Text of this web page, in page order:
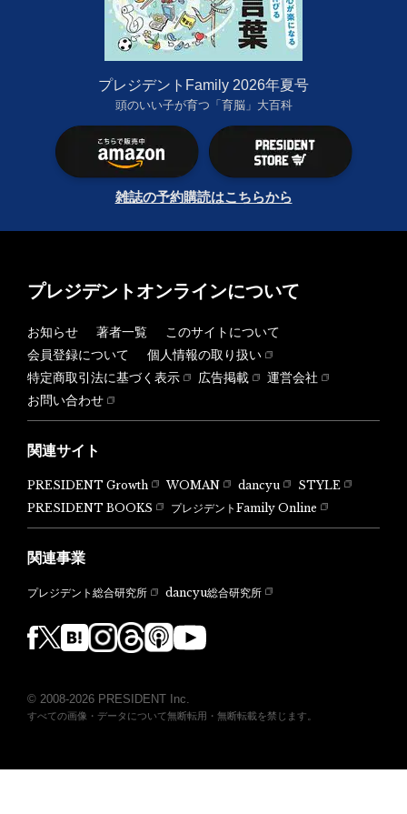
プレジデントFamily 2026年夏号
頭のいい子が育つ「育脳」大百科
雑誌の予約購読はこちらから
プレジデントオンラインについて
お知らせ 著者一覧
このサイトについて
会員登録について
個人情報の取り扱い
特定商取引法に基づく表示
広告掲載
運営会社
お問い合わせ
関連サイト
PRESIDENT Growth WOMAN dancyu
STYLE
PRESIDENT BOOKS
プレジデントFamily Online
関連事業
プレジデント総合研究所 dancyu総合研究所
© 2008-2026 PRESIDENT Inc.
すべての画像・データについて無断転用・無断転載を禁じます。